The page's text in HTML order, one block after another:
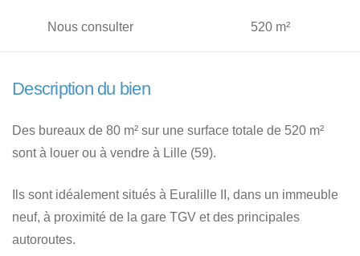
Nous consulter 520 m²
Description du bien
Des bureaux de 80 m² sur une surface totale de 520 m²
sont à louer ou à vendre à Lille (59).
Ils sont idéalement situés à Euralille II, dans un immeuble
neuf, à proximité de la gare TGV et des principales
autoroutes.